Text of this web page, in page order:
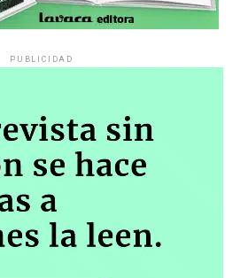
PUBLICIDAD